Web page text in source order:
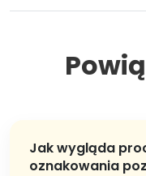
Jak wygląda
oznakowania